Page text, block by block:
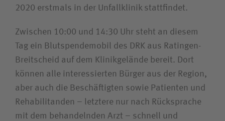
2020 erstmals in der Unfallklinik stattfindet.
Zwischen 10:00 und 14:30 Uhr steht an diesem
Tag ein Blutspendemobil des DRK aus Ratingen-
Breitscheid auf dem Klinikgelände bereit. Dort
können alle interessierten Bürger aus der Region,
aber auch die Beschäftigten sowie Patienten und
Rehabilitanden – letztere nur nach Rücksprache
mit dem behandelnden Arzt – schnell und